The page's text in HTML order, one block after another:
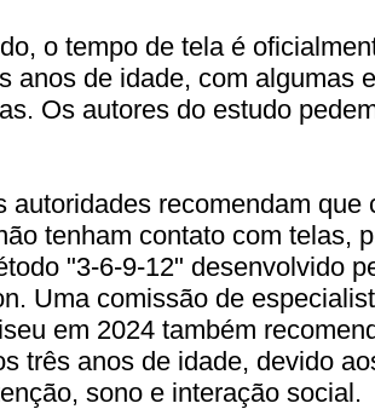
o tempo de tela é
anos de idade, com algumas
Os autores do estudo
autoridades recomendam que
tenham contato com telas,
"3-6-9-12" desenvolvido
Uma comissão de
em 2024 também
três anos de idade, devido
sono e interação social.